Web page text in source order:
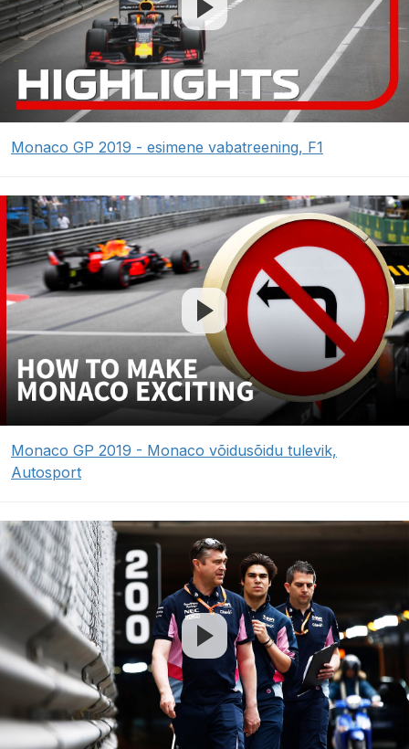
Monaco GP 2019 - esimene vabatreening, F1
Monaco GP 2019 - Monaco võidusõidu tulevik,
Autosport